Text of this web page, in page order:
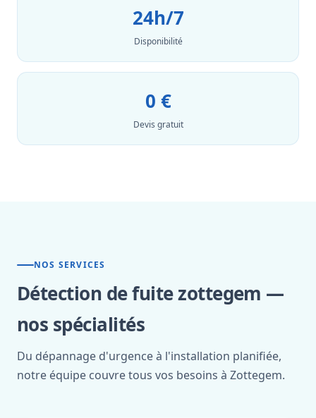
24h/7
Disponibilité
0 €
Devis gratuit
NOS SERVICES
Détection de fuite zottegem —
nos spécialités
Du dépannage d'urgence à l'installation planifiée,
notre équipe couvre tous vos besoins à Zottegem.